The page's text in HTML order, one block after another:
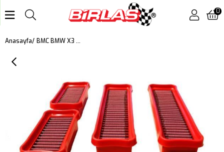
0
Anasayfa BMC BMW X3 (G01,F97), X4 (G02,F98) KUTU İÇİ PERFORMANS HAVA FİLTRESİ FB01090